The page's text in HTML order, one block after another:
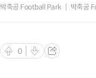
박축공 Football Park 박축공
0